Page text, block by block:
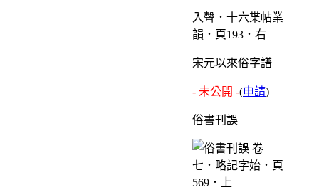
入聲．十六枼帖業
韻．頁193．右
宋元以來俗字譜
- 未公開 -(申請)
俗書刊誤